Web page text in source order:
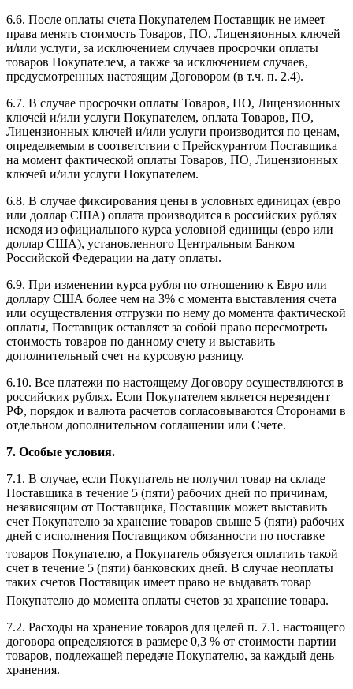
6.6. После оплаты счета Покупателем Поставщик не имеет
права менять стоимость Товаров, ПО, Лицензионных ключей
и/или услуги, за исключением случаев просрочки оплаты
товаров Покупателем, а также за исключением случаев,
предусмотренных настоящим Договором (в т.ч. п. 2.4).
6.7. В случае просрочки оплаты Товаров, ПО, Лицензионных
ключей и/или услуги Покупателем, оплата Товаров, ПО,
Лицензионных ключей и/или услуги производится по ценам,
определяемым в соответствии с Прейскурантом Поставщика
на момент фактической оплаты Товаров, ПО, Лицензионных
ключей и/или услуги Покупателем.
6.8. В случае фиксирования цены в условных единицах (евро
или доллар США) оплата производится в российских рублях
исходя из официального курса условной единицы (евро или
доллар США), установленного Центральным Банком
Российской Федерации на дату оплаты.
6.9. При изменении курса рубля по отношению к Евро или
доллару США более чем на 3% с момента выставления счета
или осуществления отгрузки по нему до момента фактической
оплаты, Поставщик оставляет за собой право пересмотреть
стоимость товаров по данному счету и выставить
дополнительный счет на курсовую разницу.
6.10. Все платежи по настоящему Договору осуществляются в
российских рублях. Если Покупателем является нерезидент
РФ, порядок и валюта расчетов согласовываются Сторонами в
отдельном дополнительном соглашении или Счете.
7. Особые условия.
7.1. В случае, если Покупатель не получил товар на складе
Поставщика в течение 5 (пяти) рабочих дней по причинам,
независящим от Поставщика, Поставщик может выставить
счет Покупателю за хранение товаров свыше 5 (пяти) рабочих
дней с исполнения Поставщиком обязанности по поставке
товаров Покупателю, а Покупатель обязуется оплатить такой
счет в течение 5 (пяти) банковских дней. В случае неоплаты
таких счетов Поставщик имеет право не выдавать товар
Покупателю до момента оплаты счетов за хранение товара.
7.2. Расходы на хранение товаров для целей п. 7.1. настоящего
договора определяются в размере 0,3 % от стоимости партии
товаров, подлежащей передаче Покупателю, за каждый день
хранения.